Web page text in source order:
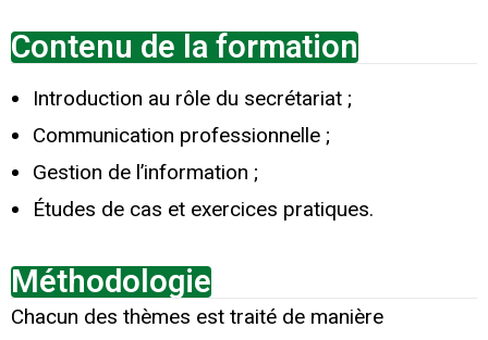
Contenu de la formation
Introduction au rôle du secrétariat ;
Communication professionnelle ;
Gestion de l’information ;
Études de cas et exercices pratiques.
Méthodologie
Chacun des thèmes est traité de manière